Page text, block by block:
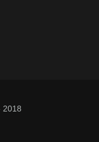
2018